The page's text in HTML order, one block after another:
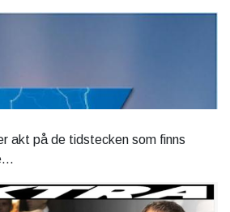
akt på de tidstecken som finns